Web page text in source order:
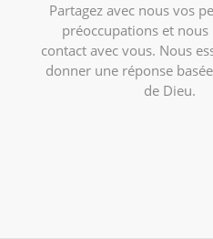
Partagez avec nous vos
préoccupations et
contact avec vous. Nous
donner une réponse
de Dieu.